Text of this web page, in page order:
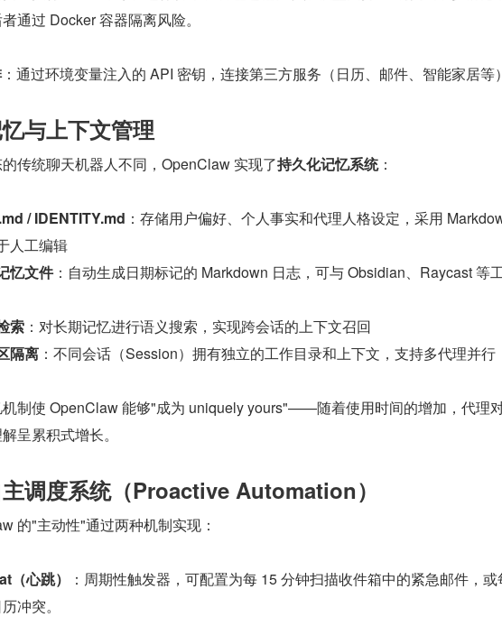
通过 Docker 容器隔离风险。
：通过环境变量注入的 API 密钥，连接第三方服务（日历、邮件、智能家居等
与上下文管理
传统聊天机器人不同，OpenClaw 实现了持久化记忆系统：
/ IDENTITY.md ：存储用户偏好、个人事实和代理人格设定，采用
人工编辑
忆文件：自动生成日期标记的 Markdown 日志，可与 Obsidian、Raycast 等
索 ：对长期记忆进行语义搜索，实现跨会话的上下文召回
隔离 ：不同会话（Session）拥有独立的工作目录和上下文，支持多代理并行
制使 OpenClaw 能够"成为 uniquely yours"——随着使用时间的增加，代理
呈累积式增长。
调度系统（Proactive Automation）
的"主动性"通过两种机制实现：
（心跳）
：周期性触发器，可配置为每 15 分钟扫描收件箱中的紧急邮件，或
冲突。